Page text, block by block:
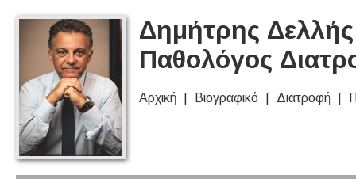
Δημήτρης
Παθολόγος
Αρχική Βιογραφικό Διατροφή